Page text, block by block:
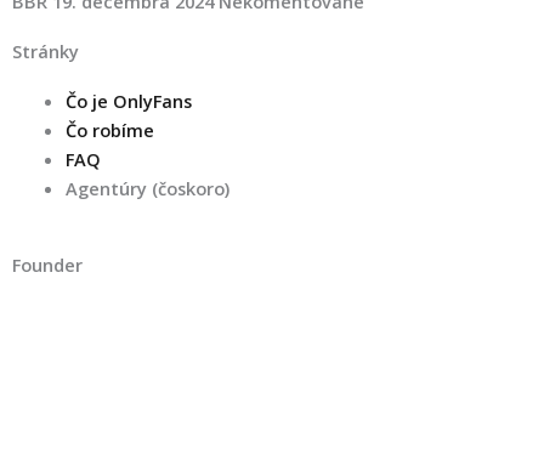
Stránky
Čo je OnlyFans
Čo robíme
FAQ
Agentúry (čoskoro)
Founder